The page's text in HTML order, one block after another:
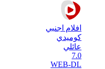
افلام اجنبي
كوميدي
عائلي
7.0
WEB-DL